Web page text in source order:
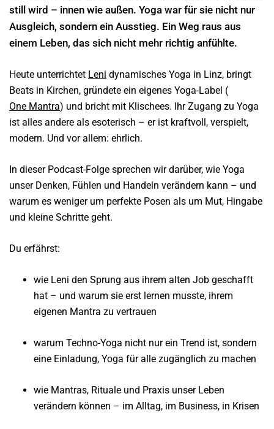
still wird – innen wie außen. Yoga war für sie nicht nur
Ausgleich, sondern ein Ausstieg. Ein Weg raus aus
einem Leben, das sich nicht mehr richtig anfühlte.
Heute unterrichtet Leni dynamisches Yoga in Linz, bringt
Beats in Kirchen, gründete ein eigenes Yoga-Label (
One Mantra) und bricht mit Klischees. Ihr Zugang zu Yoga
ist alles andere als esoterisch – er ist kraftvoll, verspielt,
modern. Und vor allem: ehrlich.
In dieser Podcast-Folge sprechen wir darüber, wie Yoga
unser Denken, Fühlen und Handeln verändern kann – und
warum es weniger um perfekte Posen als um Mut, Hingabe
und kleine Schritte geht.
Du erfährst:
wie Leni den Sprung aus ihrem alten Job geschafft
hat – und warum sie erst lernen musste, ihrem
eigenen Mantra zu vertrauen
warum Techno-Yoga nicht nur ein Trend ist, sondern
eine Einladung, Yoga für alle zugänglich zu machen
wie Mantras, Rituale und Praxis unser Leben
verändern können – im Alltag, im Business, in Krisen